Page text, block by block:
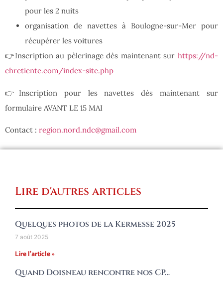
pour les 2 nuits
organisation de navettes à Boulogne-sur-Mer pour
récupérer les voitures
👉Inscription au pèlerinage dès maintenant sur https://nd-
chretiente.com/index-site.php
👉Inscription pour les navettes dès maintenant sur
formulaire AVANT LE 15 MAI
Contact : region.nord.ndc@gmail.com
Lire d'autres articles
Quelques photos de la Kermesse 2025
7 août 2025
Lire l'article »
Quand Doisneau rencontre nos CP…